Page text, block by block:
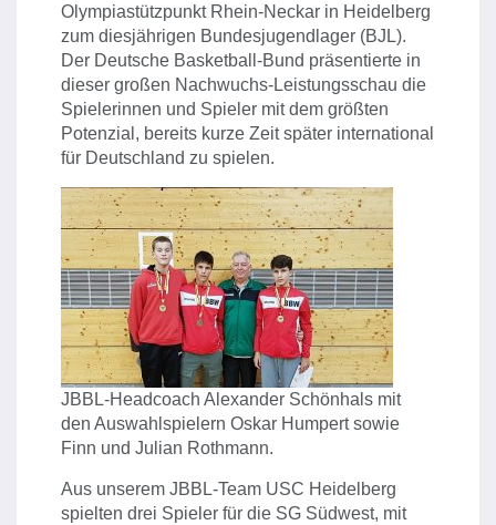
Olympiastützpunkt Rhein-Neckar in Heidelberg
zum diesjährigen Bundesjugendlager (BJL).
Der Deutsche Basketball-Bund präsentierte in
dieser großen Nachwuchs-Leistungsschau die
Spielerinnen und Spieler mit dem größten
Potenzial, bereits kurze Zeit später international
für Deutschland zu spielen.
JBBL-Headcoach Alexander Schönhals mit
den Auswahlspielern Oskar Humpert sowie
Finn und Julian Rothmann.
Aus unserem JBBL-Team USC Heidelberg
spielten drei Spieler für die SG Südwest, mit